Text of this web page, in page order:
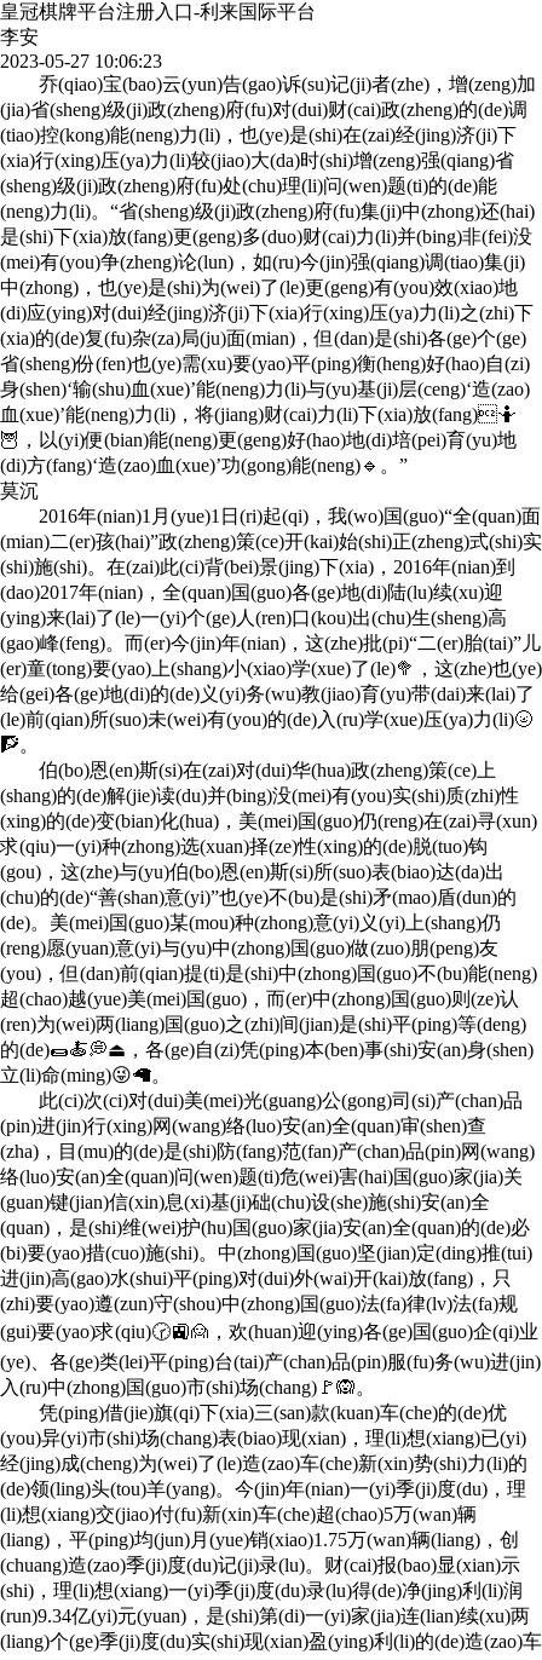
皇冠棋牌平台注册入口-利来国际平台
李安
2023-05-27 10:06:23
乔(qiao)宝(bao)云(yun)告(gao)诉(su)记(ji)者(zhe)，增(zeng)加
(jia)省(sheng)级(ji)政(zheng)府(fu)对(dui)财(cai)政(zheng)的(de)调
(tiao)控(kong)能(neng)力(li)，也(ye)是(shi)在(zai)经(jing)济(ji)下
(xia)行(xing)压(ya)力(li)较(jiao)大(da)时(shi)增(zeng)强(qiang)省
(sheng)级(ji)政(zheng)府(fu)处(chu)理(li)问(wen)题(ti)的(de)能
(neng)力(li)。“省(sheng)级(ji)政(zheng)府(fu)集(ji)中(zhong)还(hai)
是(shi)下(xia)放(fang)更(geng)多(duo)财(cai)力(li)并(bing)非(fei)没
(mei)有(you)争(zheng)论(lun)，如(ru)今(jin)强(qiang)调(tiao)集(ji)
中(zhong)，也(ye)是(shi)为(wei)了(le)更(geng)有(you)效(xiao)地
(di)应(ying)对(dui)经(jing)济(ji)下(xia)行(xing)压(ya)力(li)之(zhi)下
(xia)的(de)复(fu)杂(za)局(ju)面(mian)，但(dan)是(shi)各(ge)个(ge)
省(sheng)份(fen)也(ye)需(xu)要(yao)平(ping)衡(heng)好(hao)自(zi)
身(shen)‘输(shu)血(xue)’能(neng)力(li)与(yu)基(ji)层(ceng)‘造(zao)
血(xue)’能(neng)力(li)，将(jiang)财(cai)力(li)下(xia)放(fang)🤷
🦉，以(yi)便(bian)能(neng)更(geng)好(hao)地(di)培(pei)育(yu)地
(di)方(fang)‘造(zao)血(xue)’功(gong)能(neng)🔹。”
莫沉
2016年(nian)1月(yue)1日(ri)起(qi)，我(wo)国(guo)“全(quan)面
(mian)二(er)孩(hai)”政(zheng)策(ce)开(kai)始(shi)正(zheng)式(shi)实
(shi)施(shi)。在(zai)此(ci)背(bei)景(jing)下(xia)，2016年(nian)到
(dao)2017年(nian)，全(quan)国(guo)各(ge)地(di)陆(lu)续(xu)迎
(ying)来(lai)了(le)一(yi)个(ge)人(ren)口(kou)出(chu)生(sheng)高
(gao)峰(feng)。而(er)今(jin)年(nian)，这(zhe)批(pi)“二(er)胎(tai)”儿
(er)童(tong)要(yao)上(shang)小(xiao)学(xue)了(le)🥦，这(zhe)也(ye)
给(gei)各(ge)地(di)的(de)义(yi)务(wu)教(jiao)育(yu)带(dai)来(lai)了
(le)前(qian)所(suo)未(wei)有(you)的(de)入(ru)学(xue)压(ya)力(li)🌝
🧗。
伯(bo)恩(en)斯(si)在(zai)对(dui)华(hua)政(zheng)策(ce)上
(shang)的(de)解(jie)读(du)并(bing)没(mei)有(you)实(shi)质(zhi)性
(xing)的(de)变(bian)化(hua)，美(mei)国(guo)仍(reng)在(zai)寻(xun)
求(qiu)一(yi)种(zhong)选(xuan)择(ze)性(xing)的(de)脱(tuo)钩
(gou)，这(zhe)与(yu)伯(bo)恩(en)斯(si)所(suo)表(biao)达(da)出
(chu)的(de)“善(shan)意(yi)”也(ye)不(bu)是(shi)矛(mao)盾(dun)的
(de)。美(mei)国(guo)某(mou)种(zhong)意(yi)义(yi)上(shang)仍
(reng)愿(yuan)意(yi)与(yu)中(zhong)国(guo)做(zuo)朋(peng)友
(you)，但(dan)前(qian)提(ti)是(shi)中(zhong)国(guo)不(bu)能(neng)
超(chao)越(yue)美(mei)国(guo)，而(er)中(zhong)国(guo)则(ze)认
(ren)为(wei)两(liang)国(guo)之(zhi)间(jian)是(shi)平(ping)等(deng)
的(de)🌯🍝💭⏏，各(ge)自(zi)凭(ping)本(ben)事(shi)安(an)身(shen)
立(li)命(ming)😜🦙。
此(ci)次(ci)对(dui)美(mei)光(guang)公(gong)司(si)产(chan)品
(pin)进(jin)行(xing)网(wang)络(luo)安(an)全(quan)审(shen)查
(zha)，目(mu)的(de)是(shi)防(fang)范(fan)产(chan)品(pin)网(wang)
络(luo)安(an)全(quan)问(wen)题(ti)危(wei)害(hai)国(guo)家(jia)关
(guan)键(jian)信(xin)息(xi)基(ji)础(chu)设(she)施(shi)安(an)全
(quan)，是(shi)维(wei)护(hu)国(guo)家(jia)安(an)全(quan)的(de)必
(bi)要(yao)措(cuo)施(shi)。中(zhong)国(guo)坚(jian)定(ding)推(tui)
进(jin)高(gao)水(shui)平(ping)对(dui)外(wai)开(kai)放(fang)，只
(zhi)要(yao)遵(zun)守(shou)中(zhong)国(guo)法(fa)律(lv)法(fa)规
(gui)要(yao)求(qiu)🕝🚉🙍，欢(huan)迎(ying)各(ge)国(guo)企(qi)业
(ye)、各(ge)类(lei)平(ping)台(tai)产(chan)品(pin)服(fu)务(wu)进(jin)
入(ru)中(zhong)国(guo)市(shi)场(chang)🚩🙉。
凭(ping)借(jie)旗(qi)下(xia)三(san)款(kuan)车(che)的(de)优
(you)异(yi)市(shi)场(chang)表(biao)现(xian)，理(li)想(xiang)已(yi)
经(jing)成(cheng)为(wei)了(le)造(zao)车(che)新(xin)势(shi)力(li)的
(de)领(ling)头(tou)羊(yang)。今(jin)年(nian)一(yi)季(ji)度(du)，理
(li)想(xiang)交(jiao)付(fu)新(xin)车(che)超(chao)5万(wan)辆
(liang)，平(ping)均(jun)月(yue)销(xiao)1.75万(wan)辆(liang)，创
(chuang)造(zao)季(ji)度(du)记(ji)录(lu)。财(cai)报(bao)显(xian)示
(shi)，理(li)想(xiang)一(yi)季(ji)度(du)录(lu)得(de)净(jing)利(li)润
(run)9.34亿(yi)元(yuan)，是(shi)第(di)一(yi)家(jia)连(lian)续(xu)两
(liang)个(ge)季(ji)度(du)实(shi)现(xian)盈(ying)利(li)的(de)造(zao)车